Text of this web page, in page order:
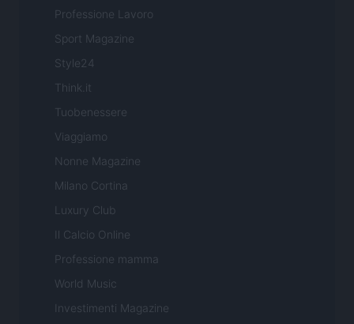
Professione Lavoro
Sport Magazine
Style24
Think.it
Tuobenessere
Viaggiamo
Nonne Magazine
Milano Cortina
Luxury Club
Il Calcio Online
Professione mamma
World Music
Investimenti Magazine